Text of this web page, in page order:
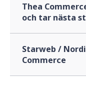
Thea
och tar nästa
Starweb /
Commerce